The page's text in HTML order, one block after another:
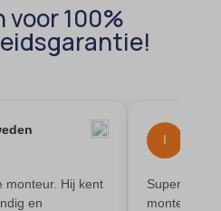
voor 100%
monteur. Hij kent
en
I
Super
monteur